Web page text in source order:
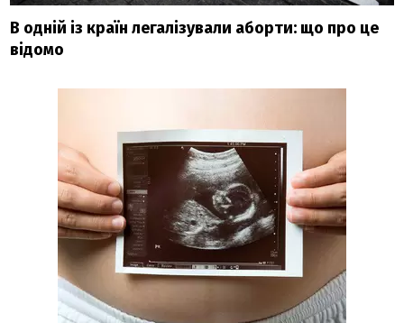
В одній із країн легалізували аборти: що про це
відомо